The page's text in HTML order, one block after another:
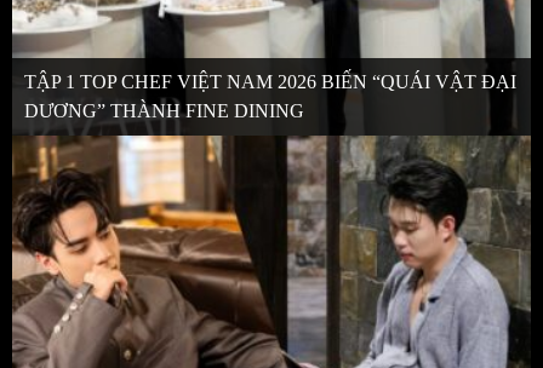
TẬP 1 TOP CHEF VIỆT NAM 2026 BIẾN “QUÁI VẬT ĐẠI
DƯƠNG” THÀNH FINE DINING